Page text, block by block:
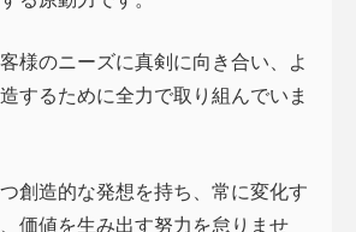
様のニーズに真剣に向き合い、よ
するために全力で取り組んでいま
創造的な発想を持ち、常に変化す
価値を生み出す努力を怠りませ